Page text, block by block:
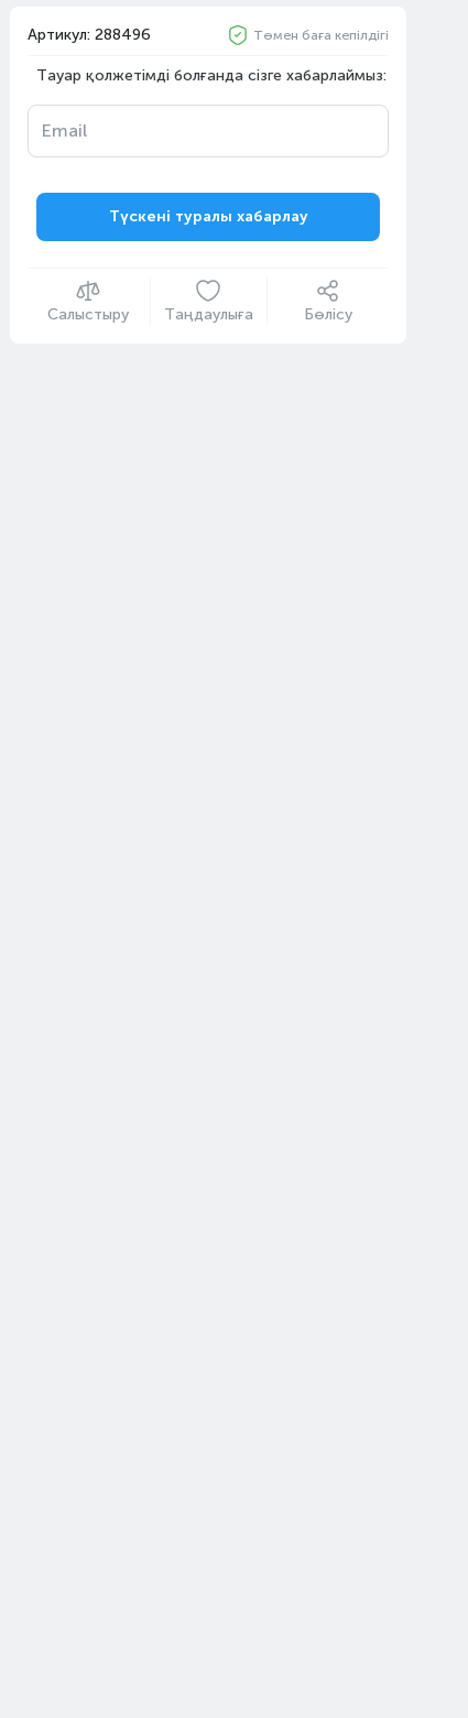
Артикул: 288496 Төмен баға кепілдігі
Тауар қолжетімді болғанда сізге хабарлаймыз:
Email
Түскені туралы хабарлау
Салыстыру Таңдаулыға Бөлісу